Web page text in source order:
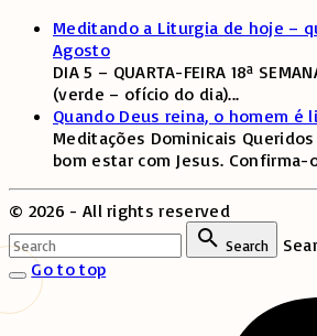
Meditando a Liturgia de hoje –
Agosto
DIA 5 – QUARTA-FEIRA 18ª
(verde – ofício do dia)...
Quando Deus reina, o homem é
Meditações Dominicais
bom estar com Jesus. Confirma-
© 2026 - All rights reserved
Search
Go to top